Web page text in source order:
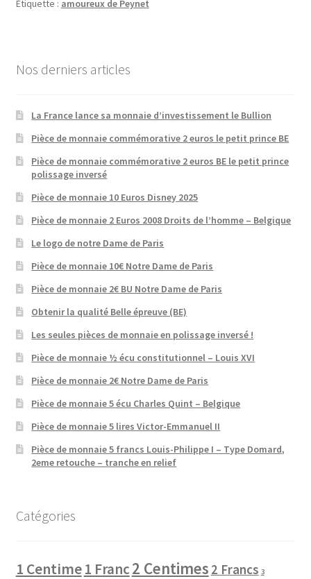
Étiquette : amoureux de Peynet
Nos derniers articles
La France lance sa monnaie d’investissement le Bullion
Pièce de monnaie commémorative 2 euros le petit prince BE
Pièce de monnaie commémorative 2 euros BE le petit prince
polissage inversé
Pièce de monnaie 10 Euros Disney 2025
Pièce de monnaie 2 Euros 2008 Droits de l’homme – Belgique
Le logo de notre Dame de Paris
Pièce de monnaie 10€ Notre Dame de Paris
Pièce de monnaie 2€ BU Notre Dame de Paris
Obtenir la qualité Belle épreuve (BE)
Les seules pièces de monnaie en polissage inversé !
Pièce de monnaie ½ écu constitutionnel – Louis XVI
Pièce de monnaie 2€ Notre Dame de Paris
Pièce de monnaie 5 écu Charles Quint – Belgique
Pièce de monnaie 5 lires Victor-Emmanuel II
Pièce de monnaie 5 francs Louis-Philippe I – Type Domard,
2eme retouche – tranche en relief
Catégories
1 Centime1 Franc2 Centimes 2 Francs 3